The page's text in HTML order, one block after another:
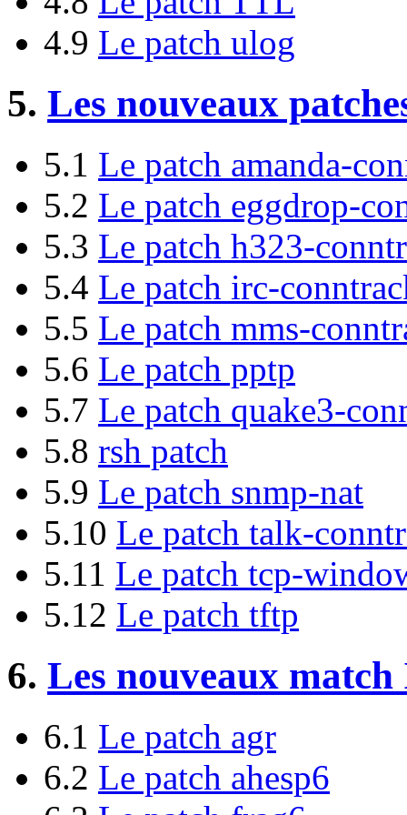
4.9 Le patch ulog
5. Les nouveaux
5.1 Le patch amanda-
5.2 Le patch eggdrop-
5.3 Le patch h323-
5.4 Le patch irc-
5.5 Le patch mms-
5.6 Le patch pptp
5.7 Le patch quake3-
5.8 rsh patch
5.9 Le patch snmp-nat
5.10 Le patch talk-
5.11 Le patch tcp-
5.12 Le patch tftp
6. Les nouveaux
6.1 Le patch agr
6.2 Le patch ahesp6